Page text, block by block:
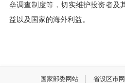
垒调查制度等，切实维护投资者及
益以及国家的海外利益。
国家部委网站 省设区市